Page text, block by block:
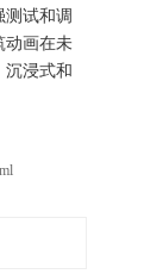
测试和调
动画在未
沉浸式和